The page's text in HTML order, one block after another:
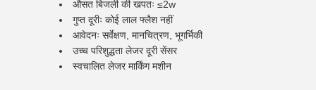
औसत बिजली की खपतः ≤2w
गुप्त दूरीः कोई लाल फ्लैश नहीं
आवेदनः सर्वेक्षण, मानचित्रण, भूगर्भिकी
उच्च परिशुद्धता लेजर दूरी सेंसर
स्वचालित लेजर मार्किंग मशीन